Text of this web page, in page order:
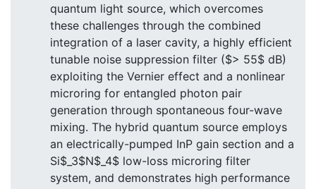
quantum light source, which overcomes
these challenges through the combined
integration of a laser cavity, a highly efficient
tunable noise suppression filter ($> 55$ dB)
exploiting the Vernier effect and a nonlinear
microring for entangled photon pair
generation through spontaneous four-wave
mixing. The hybrid quantum source employs
an electrically-pumped InP gain section and a
Si$_3$N$_4$ low-loss microring filter
system, and demonstrates high performance